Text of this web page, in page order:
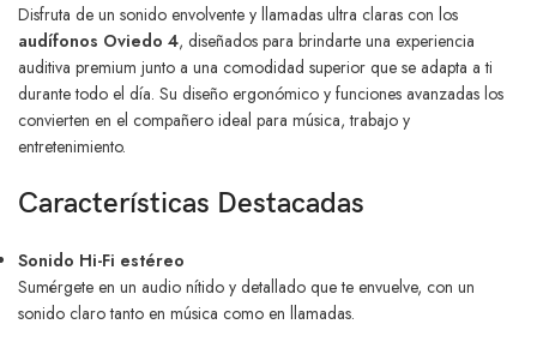
Disfruta de un sonido envolvente y llamadas ultra claras con los
audífonos Oviedo 4, diseñados para brindarte una experiencia
auditiva premium junto a una comodidad superior que se adapta a ti
durante todo el día. Su diseño ergonómico y funciones avanzadas los
convierten en el compañero ideal para música, trabajo y
entretenimiento.
Características Destacadas
Sonido Hi-Fi estéreo
Sumérgete en un audio nítido y detallado que te envuelve, con un
sonido claro tanto en música como en llamadas.